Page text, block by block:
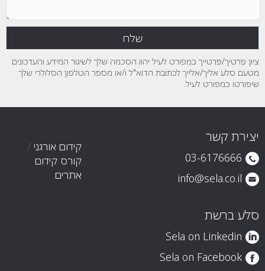
ציון פרטיך/פרטייך כמפורט לעיל יהוו הסכמה שלך לשיגור המידע והעדכונים
מטעם סלע אליך/אלייך לכתובת הדוא"ל ו/או מספר הטלפון הסלולרי שלך
שיפורטו כמפורט לעיל.
יצירת קשר
03-6176666
info@sela.co.il
סלע ברשת
Sela on Linkedin
Sela on Facebook
קידום אורגני /
קורס קידום
אתרים